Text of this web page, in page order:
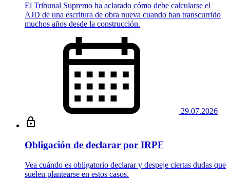
El Tribunal Supremo ha aclarado cómo debe calcularse el
AJD de una escritura de obra nueva cuando han transcurrido
muchos años desde la construcción.
29.07.2026
Obligación de declarar por IRPF
Vea cuándo es obligatorio declarar y despeje ciertas dudas que
suelen plantearse en estos casos.